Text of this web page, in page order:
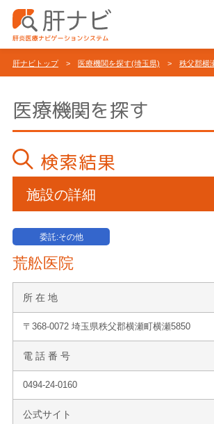
肝ナビトップ> 医療機関を探す(埼玉県) > 秩父郡横
医療機関を探す
検索結果
施設の詳細
委託:その他
荒舩医院
所 在 地
〒368-0072 埼玉県秩父郡横瀬町横瀬5850
電 話 番 号
0494-24-0160
公式サイト